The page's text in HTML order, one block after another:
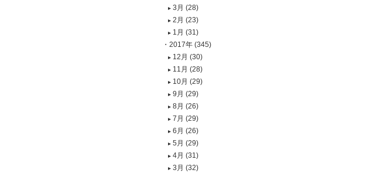
3月 (28)
2月 (23)
1月 (31)
2017年 (345)
12月 (30)
11月 (28)
10月 (29)
9月 (29)
8月 (26)
7月 (29)
6月 (26)
5月 (29)
4月 (31)
3月 (32)